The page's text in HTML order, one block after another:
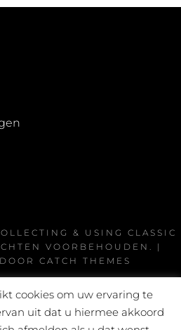
& USING CLASSIC
VOORBEHOUDEN. |
CATCH THEMES
cookies om uw ervaring te
uit dat u hiermee akkoord